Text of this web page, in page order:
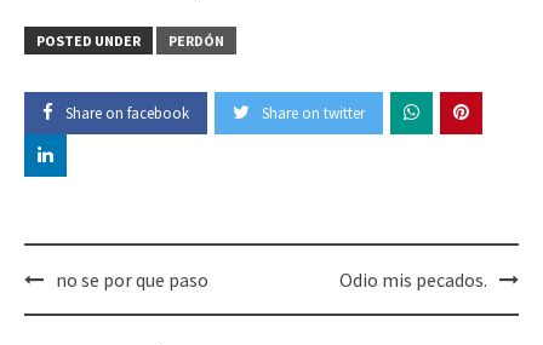
POSTED UNDER PERDÓN
Share on facebook Share on twitter
no se por que paso Odio mis pecados.